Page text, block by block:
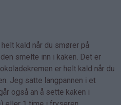
kald når du smører på
smelte inn i kaken. Det er
er helt kald når du
Jeg satte langpannen i et
også an å sette kaken i